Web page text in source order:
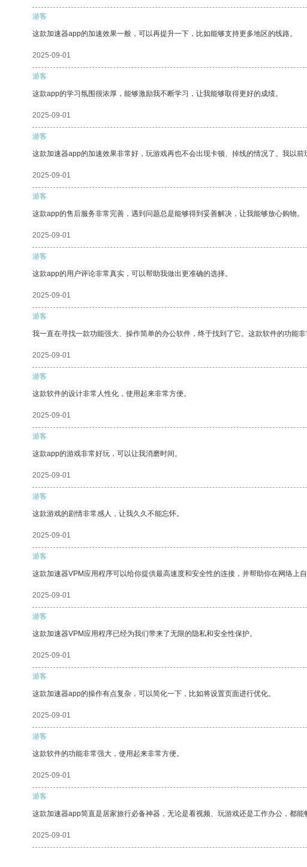
游客
这款加速器app的加速效果一般，可以再提升一下，比如能够支持更多地区的线路。
2025-09-01
游客
这款app的学习氛围很浓厚，能够激励我不断学习，让我能够取得更好的成绩。
2025-09-01
游客
这款加速器app的加速效果非常好，玩游戏再也不会出现卡顿、掉线的情况了。我以
2025-09-01
游客
这款app的售后服务非常完善，遇到问题总是能够得到妥善解决，让我能够放心购物。
2025-09-01
游客
这款app的用户评论非常真实，可以帮助我做出更准确的选择。
2025-09-01
游客
我一直在寻找一款功能强大、操作简单的办公软件，终于找到了它。这款软件的功能
2025-09-01
游客
这款软件的设计非常人性化，使用起来非常方便。
2025-09-01
游客
这款app的游戏非常好玩，可以让我消磨时间。
2025-09-01
游客
这款游戏的剧情非常感人，让我久久不能忘怀。
2025-09-01
游客
这款加速器VPM应用程序可以给你提供最高速度和安全性的连接，并帮助你在网络上自
2025-09-01
游客
这款加速器VPM应用程序已经为我们带来了无限的隐私和安全性保护。
2025-09-01
游客
这款加速器app的操作有点复杂，可以简化一下，比如将设置页面进行优化。
2025-09-01
游客
这款软件的功能非常强大，使用起来非常方便。
2025-09-01
游客
这款加速器app简直是居家旅行必备神器，无论是看视频、玩游戏还是工作办公，都能
2025-09-01